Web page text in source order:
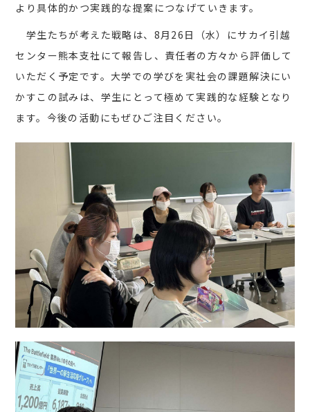
より具体的かつ実践的な提案につなげていきます。
学生たちが考えた戦略は、8月26日（水）にサカイ引越
センター熊本支社にて報告し、責任者の方々から評価して
いただく予定です。大学での学びを実社会の課題解決にい
かすこの試みは、学生にとって極めて実践的な経験となり
ます。今後の活動にもぜひご注目ください。